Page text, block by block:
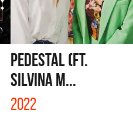
PEDESTAL (FT.
SILVINA M...
2022